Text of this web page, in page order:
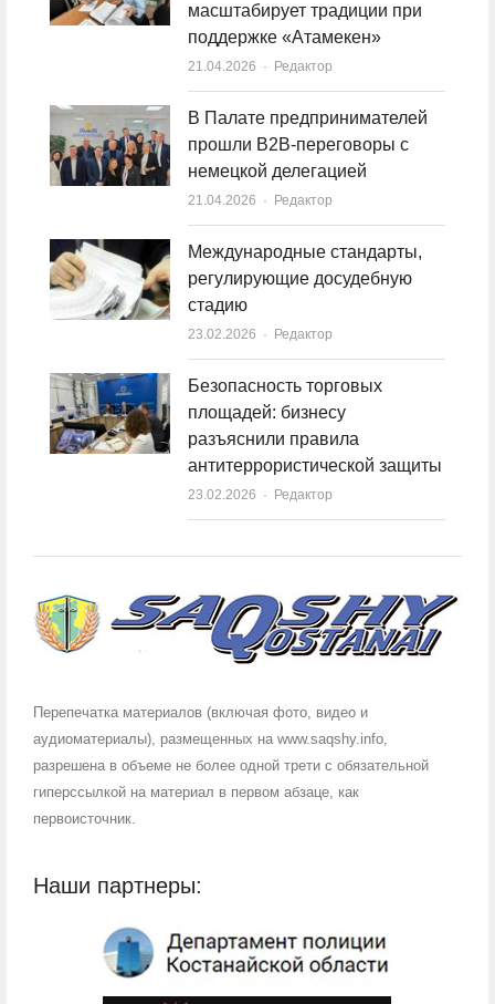
масштабирует традиции при
поддержке «Атамекен»
21.04.2026 Author
Редактор
В Палате предпринимателей
прошли B2B-переговоры с
немецкой делегацией
21.04.2026 Author
Редактор
Международные стандарты,
регулирующие досудебную
стадию
23.02.2026 Author
Редактор
Безопасность торговых
площадей: бизнесу
разъяснили правила
антитеррористической защиты
23.02.2026 Author
Редактор
Перепечатка материалов (включая фото, видео и
аудиоматериалы), размещенных на www.saqshy.info,
разрешена в объеме не более одной трети с обязательной
гиперссылкой на материал в первом абзаце, как
первоисточник.
Наши партнеры: